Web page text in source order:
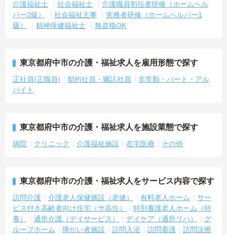
介護福祉士 社会福祉士
介護職員初任者研修（ホームヘル
パー2級）
社会福祉主事
実務者研修（ホームヘルパー1
級）
精神保健福祉士 無資格OK
東京都府中市の介護・福祉求人を雇用形態で探す
正社員(正職員) 契約社員・嘱託社員
非常勤・パート・アル
バイト
東京都府中市の介護・福祉求人を施設業態で探す
病院 クリニック 介護福祉施設 在宅医療 その他
東京都府中市の介護・福祉求人をサービス内容で探す
訪問介護 介護老人保健施設（老健） 有料老人ホーム
サー
ビス付き高齢者向け住宅（サ高住）
特別養護老人ホーム（特
養）
通所介護（デイサービス） デイケア（通所リハ）
グ
ループホーム
障がい者施設 訪問入浴 訪問看護
訪問診療